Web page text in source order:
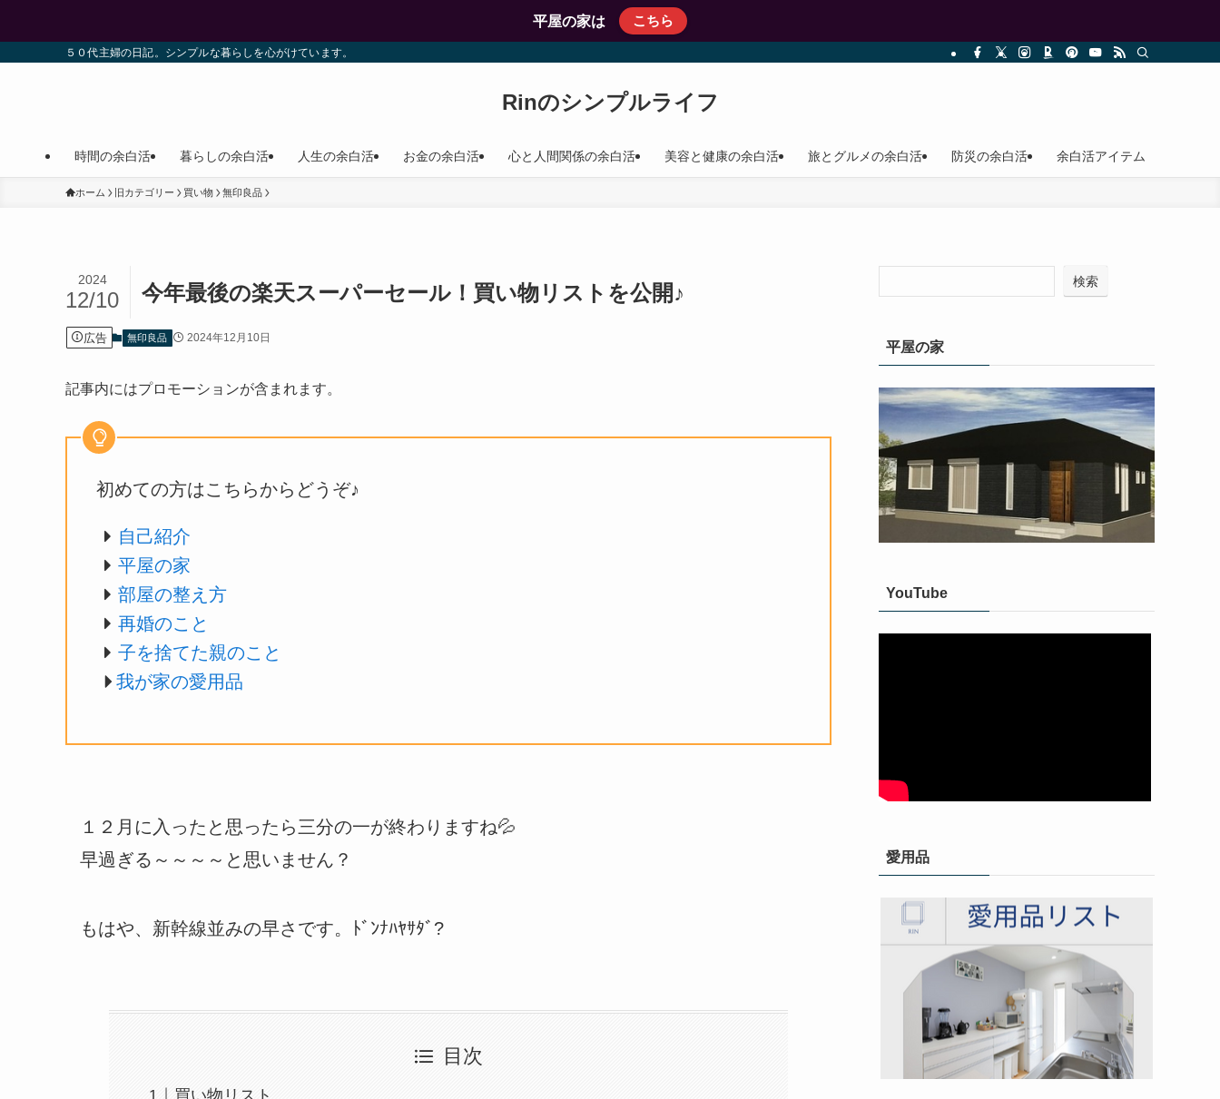
平屋の家は こちら
５０代主婦の日記。シンプルな暮らしを心がけています。
Rinのシンプルライフ
時間の余白活 暮らしの余白活 人生の余白活 お金の余白活 心と人間関係の余白活 美容と健康の余白活 旅とグルメの余白活 防災の余白活 余白活アイテム
ホーム 旧カテゴリー 買い物 無印良品
今年最後の楽天スーパーセール！買い物リストを公開♪
2024
12/10
広告 無印良品 2024年12月10日
記事内にはプロモーションが含まれます。
初めての方はこちらからどうぞ♪
自己紹介
平屋の家
部屋の整え方
再婚のこと
子を捨てた親のこと
我が家の愛用品
１２月に入ったと思ったら三分の一が終わりますね💦
早過ぎる～～～～と思いません？
もはや、新幹線並みの早さです。ﾄﾞﾝﾅﾊﾔｻﾀﾞ?
目次
検索
平屋の家
YouTube
愛用品